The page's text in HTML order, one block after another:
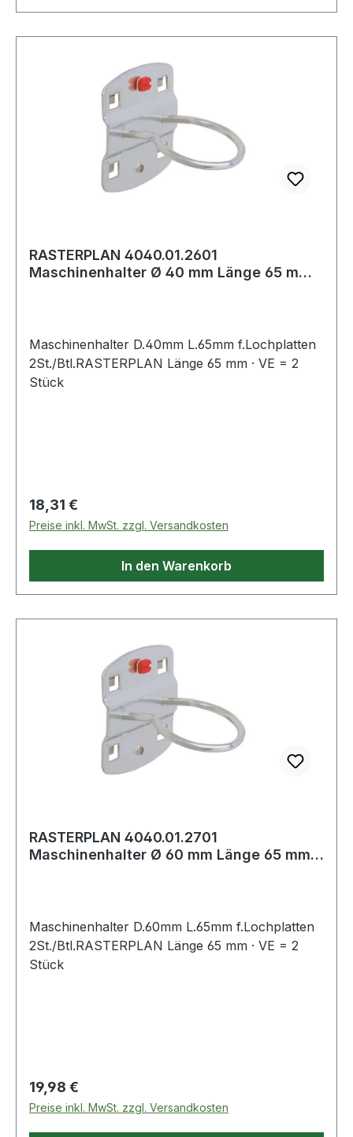
RASTERPLAN 4040.01.2601
Maschinenhalter Ø 40 mm Länge 65 mm
Maschinenhalter D.40mm L.65mm f.Lochplatten
2St./Btl.RASTERPLAN Länge 65 mm · VE = 2
Stück
Regulärer Preis:
18,31 €
Preise inkl. MwSt. zzgl. Versandkosten
In den Warenkorb
RASTERPLAN 4040.01.2701
Maschinenhalter Ø 60 mm Länge 65 mm
Maschinenhalter D.60mm L.65mm f.Lochplatten
2St./Btl.RASTERPLAN Länge 65 mm · VE = 2
Stück
Regulärer Preis:
19,98 €
Preise inkl. MwSt. zzgl. Versandkosten